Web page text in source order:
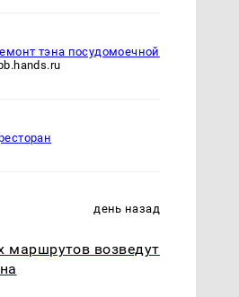
тэна посудомоечной
день назад
маршрутов возведут